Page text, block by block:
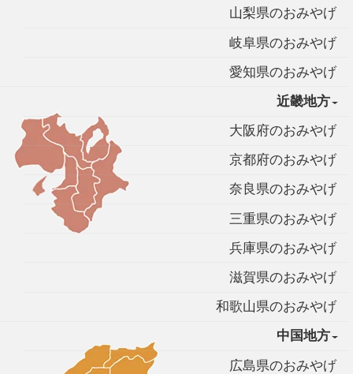
山梨県のおみやげ
岐阜県のおみやげ
愛知県のおみやげ
近畿地方
大阪府のおみやげ
京都府のおみやげ
奈良県のおみやげ
三重県のおみやげ
兵庫県のおみやげ
滋賀県のおみやげ
和歌山県のおみやげ
中国地方
広島県のおみやげ